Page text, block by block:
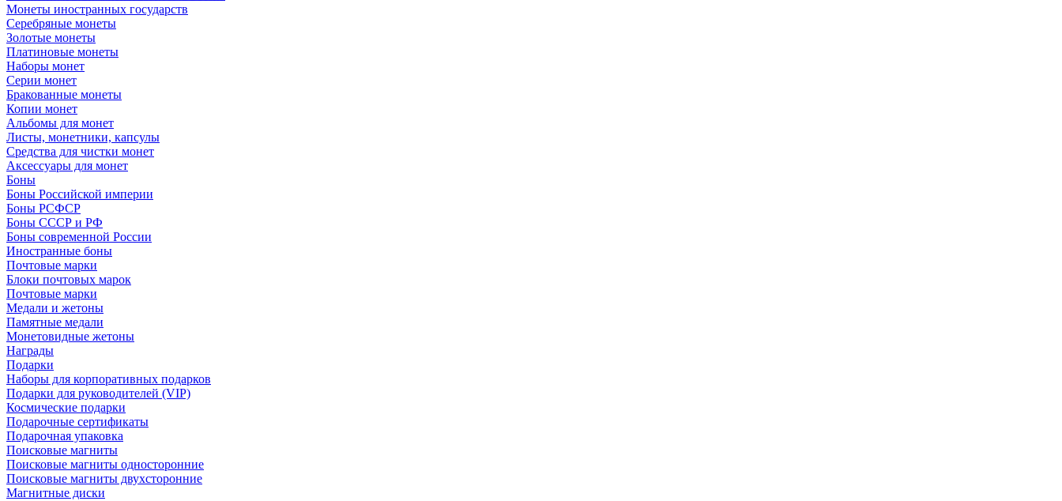
Монеты иностранных государств
Серебряные монеты
Золотые монеты
Платиновые монеты
Наборы монет
Серии монет
Бракованные монеты
Копии монет
Альбомы для монет
Листы, монетники, капсулы
Средства для чистки монет
Аксессуары для монет
Боны
Боны Российской империи
Боны РСФСР
Боны СССР и РФ
Боны современной России
Иностранные боны
Почтовые марки
Блоки почтовых марок
Почтовые марки
Медали и жетоны
Памятные медали
Монетовидные жетоны
Награды
Подарки
Наборы для корпоративных подарков
Подарки для руководителей (VIP)
Космические подарки
Подарочные сертификаты
Подарочная упаковка
Поисковые магниты
Поисковые магниты односторонние
Поисковые магниты двухсторонние
Магнитные диски